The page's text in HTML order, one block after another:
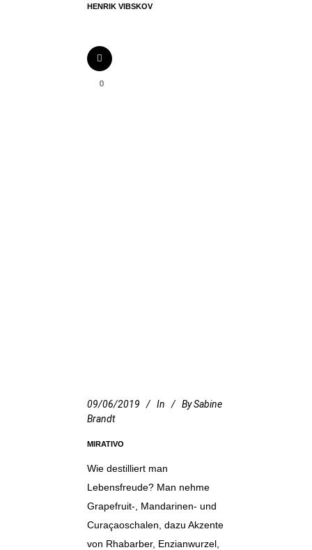
HENRIK VIBSKOV
0
09/06/2019 In BySabine
Brandt
MIRATIVO
Wie destilliert man
Lebensfreude? Man nehme
Grapefruit-, Mandarinen- und
Curaçaoschalen, dazu Akzente
von Rhabarber, Enzianwurzel,